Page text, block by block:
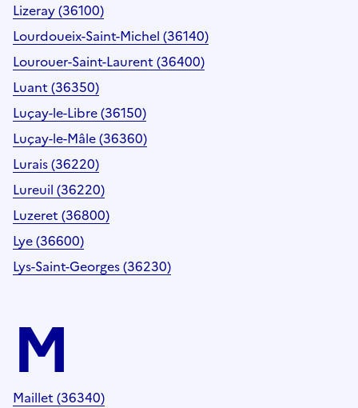
Lizeray (36100)
Lourdoueix-Saint-Michel (36140)
Lourouer-Saint-Laurent (36400)
Luant (36350)
Luçay-le-Libre (36150)
Luçay-le-Mâle (36360)
Lurais (36220)
Lureuil (36220)
Luzeret (36800)
Lye (36600)
Lys-Saint-Georges (36230)
M
Maillet (36340)